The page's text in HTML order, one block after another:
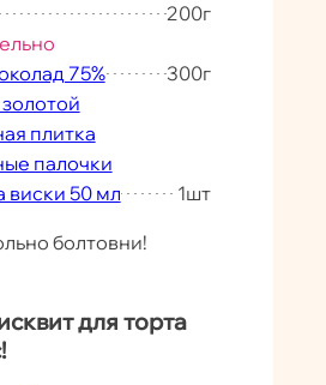
200г
75%
300г
плитка
палочки
виски 50 мл
1шт
болтовни!
для торта